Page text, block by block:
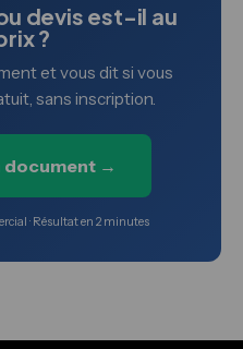
devis est-il au
?
et vous dit si vous
sans inscription.
document →
· Résultat en 2 minutes